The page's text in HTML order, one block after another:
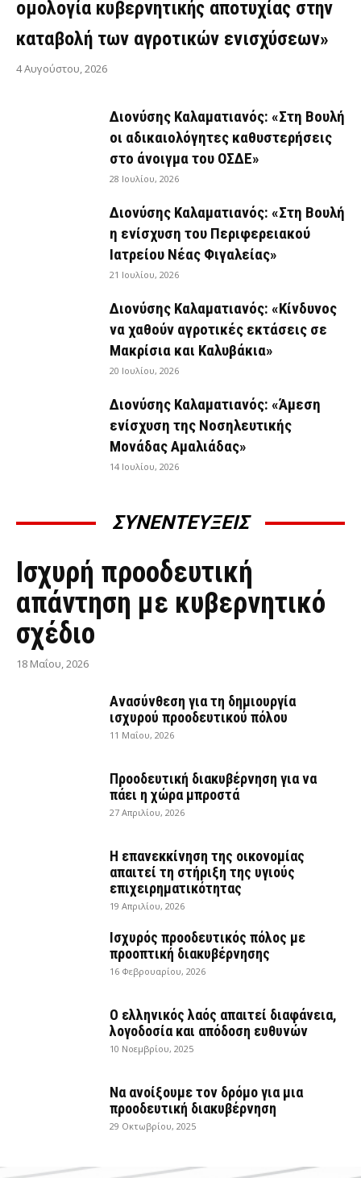
ομολογία κυβερνητικής αποτυχίας στην
καταβολή των αγροτικών ενισχύσεων»
4 Αυγούστου, 2026
Διονύσης Καλαματιανός: «Στη Βουλή
οι αδικαιολόγητες καθυστερήσεις
στο άνοιγμα του ΟΣΔΕ»
28 Ιουλίου, 2026
Διονύσης Καλαματιανός: «Στη Βουλή
η ενίσχυση του Περιφερειακού
Ιατρείου Νέας Φιγαλείας»
21 Ιουλίου, 2026
Διονύσης Καλαματιανός: «Κίνδυνος
να χαθούν αγροτικές εκτάσεις σε
Μακρίσια και Καλυβάκια»
20 Ιουλίου, 2026
Διονύσης Καλαματιανός: «Άμεση
ενίσχυση της Νοσηλευτικής
Μονάδας Αμαλιάδας»
14 Ιουλίου, 2026
ΣΥΝΕΝΤΕΥΞΕΙΣ
ΣΥΝΕΝΤΕΎΞΕΙΣ
Ισχυρή προοδευτική
απάντηση με κυβερνητικό
σχέδιο
18 Μαΐου, 2026
Ανασύνθεση για τη δημιουργία
ισχυρού προοδευτικού πόλου
11 Μαΐου, 2026
Προοδευτική διακυβέρνηση για να
πάει η χώρα μπροστά
27 Απριλίου, 2026
Η επανεκκίνηση της οικονομίας
απαιτεί τη στήριξη της υγιούς
επιχειρηματικότητας
19 Απριλίου, 2026
Ισχυρός προοδευτικός πόλος με
προοπτική διακυβέρνησης
16 Φεβρουαρίου, 2026
Ο ελληνικός λαός απαιτεί διαφάνεια,
λογοδοσία και απόδοση ευθυνών
10 Νοεμβρίου, 2025
Να ανοίξουμε τον δρόμο για μια
προοδευτική διακυβέρνηση
29 Οκτωβρίου, 2025